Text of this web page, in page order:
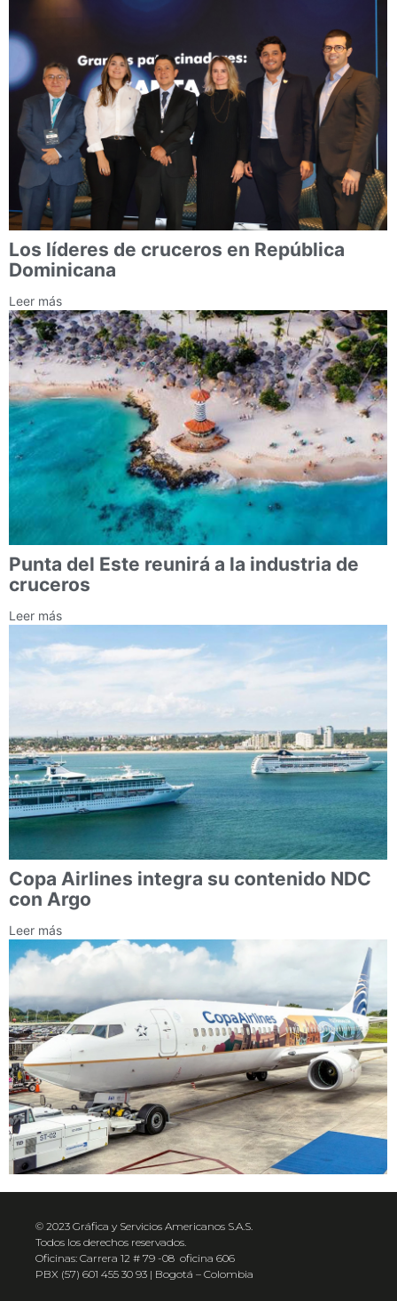
Los líderes de cruceros en República
Dominicana
Leer más
Punta del Este reunirá a la industria de
cruceros
Leer más
Copa Airlines integra su contenido NDC
con Argo
Leer más
© 2023 Gráfica y Servicios Americanos S.A.S.
Todos los derechos reservados.
Oficinas: Carrera 12 # 79 -08 oficina 606
PBX (57) 601 455 30 93 | Bogotá – Colombia